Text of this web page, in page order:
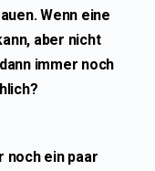
Wenn eine
aber nicht
immer noch
noch ein paar